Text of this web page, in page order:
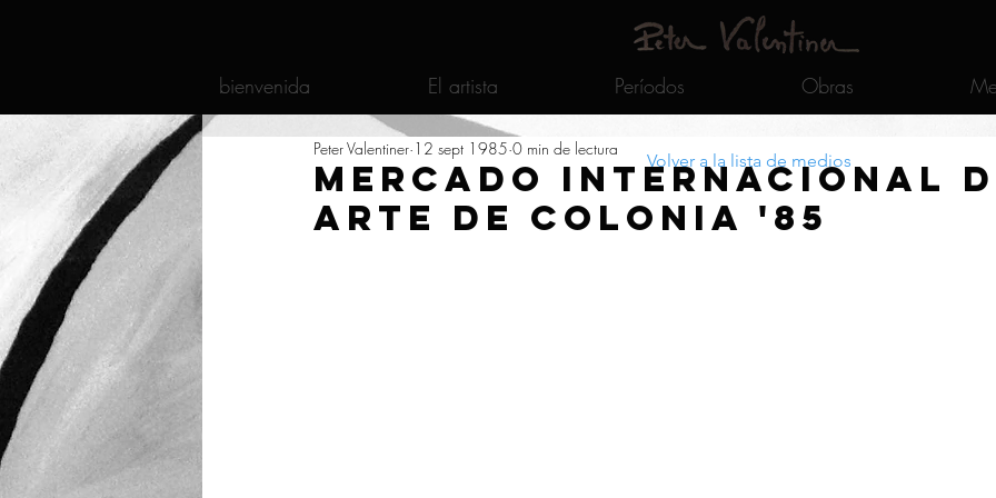
bienvenida El artista Períodos Obras
Mercado Internacional
Arte de Colonia '85
Peter Valentiner 12 sept 1985 0 min de lectura
Volver a la lista de medios